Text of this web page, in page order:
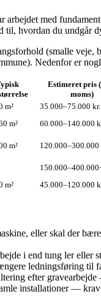
arbejdet med
hvordan du undgår
(smalle
Nedenfor er
Estimeret pris
moms)
m² 35.000–75.000 kr.
m² 60.000–140.000
m² 120.000–300.000
m² 45.000–120.000
eller skal der
i end tung ler eller
ledningsføring til
efter
installationer —